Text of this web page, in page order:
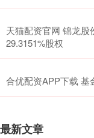
天猫配资官网 锦龙股
29.3151%股权
合优配资APP下载 基
最新文章